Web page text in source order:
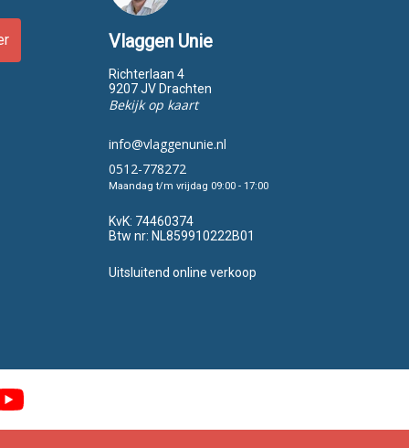
Vlaggen Unie
Richterlaan 4
9207 JV Drachten
Bekijk op kaart
info@vlaggenunie.nl
0512-778272
Maandag t/m vrijdag 09:00 - 17:00
KvK: 74460374
Btw nr: NL859910222B01
Uitsluitend online verkoop